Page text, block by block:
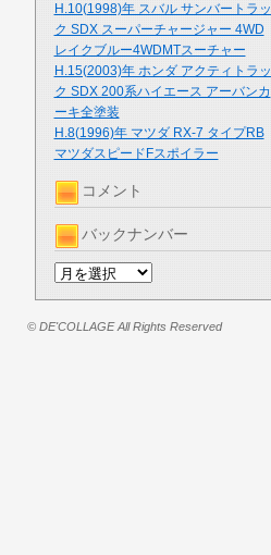
H.10(1998)年 スバル サンバートラッ
ク SDX スーパーチャージャー 4WD
レイクブルー4WDMTスーチャー
H.15(2003)年 ホンダ アクティトラッ
ク SDX 200系ハイエース アーバンカ
ーキ全塗装
H.8(1996)年 マツダ RX-7 タイプRB
マツダスピードFスポイラー
コメント
バックナンバー
© DE'COLLAGE All Rights Reserved